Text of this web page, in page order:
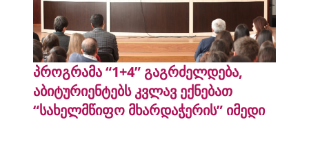
პროგრამა “1+4” გაგრძელდება,
აბიტურიენტებს კვლავ ექნებათ
“სახელმწიფო მხარდაჭერის” იმედი